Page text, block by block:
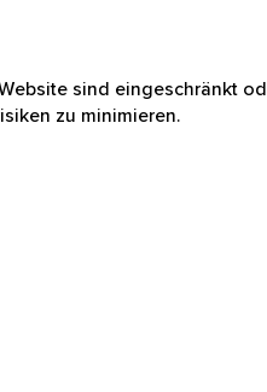
sind eingeschränkt
zu minimieren.